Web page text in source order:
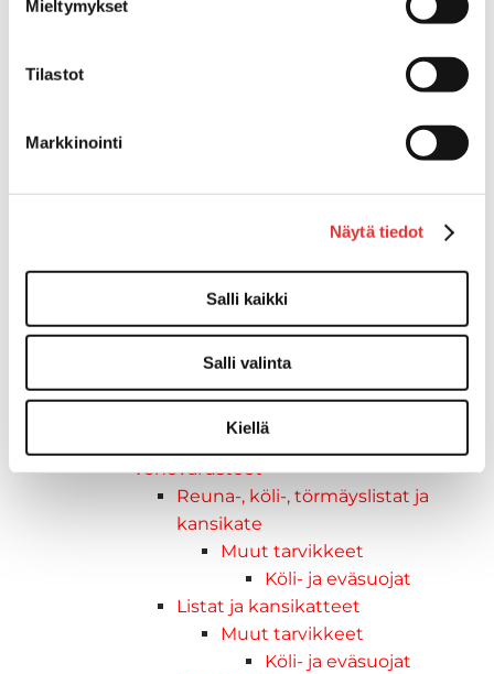
Mieltymykset
Tilastot
Markkinointi
Näytä tiedot
Salli kaikki
Salli valinta
Kiellä
Ajolasit
Tarjoukset
Maritim venetarvikkeet
Listat ja kansikatteet
Törmäyslista
Reuna- ja ikkunalistat
Kansikate
Venevarusteet
Reuna-, köli-, törmäyslistat ja
kansikate
Muut tarvikkeet
Köli- ja eväsuojat
Listat ja kansikatteet
Muut tarvikkeet
Köli- ja eväsuojat